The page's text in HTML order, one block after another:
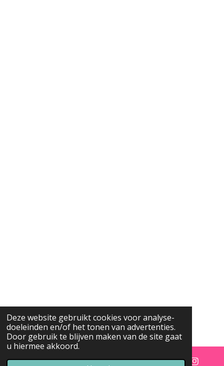
Deze website gebruikt cookies voor analyse-
doeleinden en/of het tonen van advertenties.
Door gebruik te blijven maken van de site gaat
u hiermee akkoord.